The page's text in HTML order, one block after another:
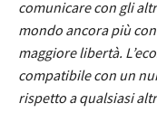
comunicare con gli
mondo ancora più
maggiore libertà.
compatibile con un
rispetto a qualsiasi